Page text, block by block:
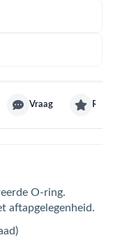
Vraag
O-ring.
aftapgelegenheid.